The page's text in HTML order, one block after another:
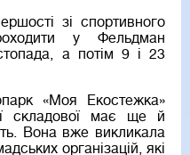
зі спортивного
у Фельдман
а потім 9 і 23
«Моя Екостежка»
складової має ще й
Вона вже викликала
організацій, які